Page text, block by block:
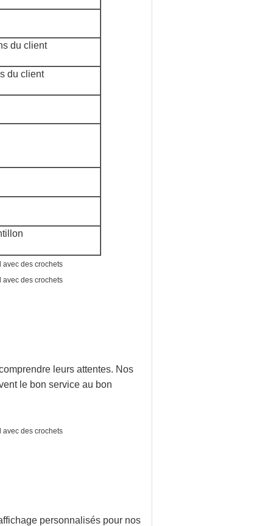
du client
du client
leurs attentes. Nos
le bon service au bon
personnalisés pour nos